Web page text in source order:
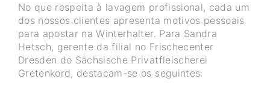
No que respeita à lavagem profissional, cada um
dos nossos clientes apresenta motivos pessoais
para apostar na Winterhalter. Para Sandra
Hetsch, gerente da filial no Frischecenter
Dresden do Sächsische Privatfleischerei
Gretenkord, destacam-se os seguintes: